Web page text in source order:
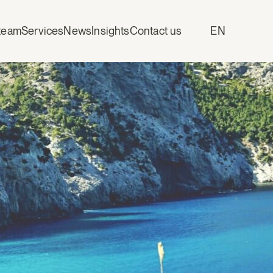
ServicesNews InsightsContact us EN